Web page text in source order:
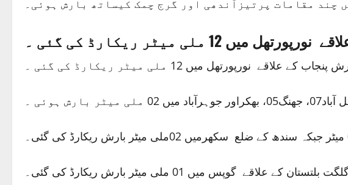
چند مقامات پرتیزآندھی اور گرج چمک کیساتھ بارش ہوئی۔
12 ملی میٹر ریکارڈ کی گئی ۔
میں 12 ملی میٹر ریکارڈ کی گئی ۔
علاقے گوپس میں 01 ملی میٹر بارش ریکارڈ کی گئی۔